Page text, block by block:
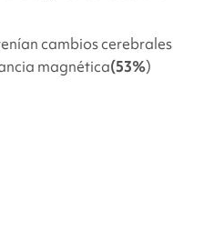
cambios cerebrales
magnética(53%)